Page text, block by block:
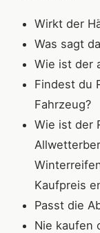
Wirkt der
Was sagt
Wie ist der
Findest du
Fahrzeug?
Wie ist der
Kaufpreis
Passt die
Nie kaufen